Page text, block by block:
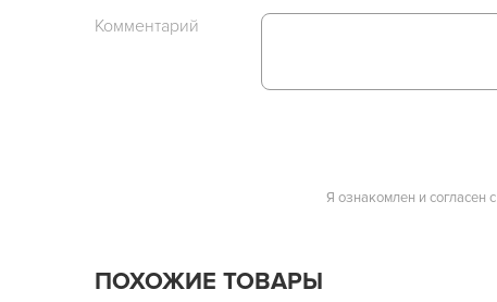
Комментарий
Я ознакомлен и согласен с
ПОХОЖИЕ ТОВАРЫ